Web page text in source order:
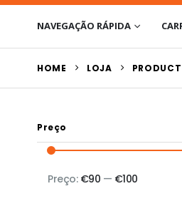
NAVEGAÇÃO RÁPIDA
HOME LOJA
Preço
Preço
Preço
Preço: €90 — €100